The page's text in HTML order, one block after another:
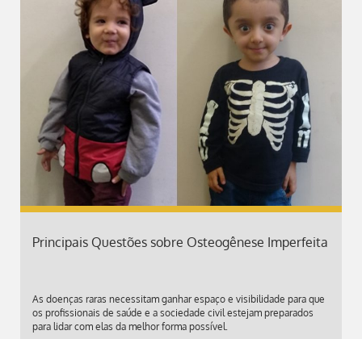
Principais Questões sobre Osteogênese Imperfeita
As doenças raras necessitam ganhar espaço e visibilidade para que
os profissionais de saúde e a sociedade civil estejam preparados
para lidar com elas da melhor forma possível.